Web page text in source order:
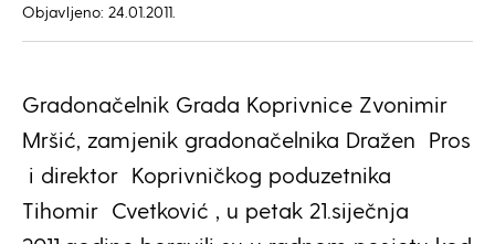
Objavljeno: 24.01.2011.
Gradonačelnik Grada Koprivnice Zvonimir
Mršić, zamjenik gradonačelnika Dražen Pros
i direktor Koprivničkog poduzetnika
Tihomir Cvetković , u petak 21.siječnja